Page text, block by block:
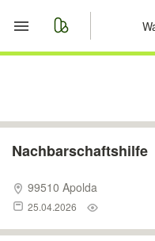
Nachrichten
Anzeige
Nachbarschaftshilfe
99510 Apolda
25.04.2026